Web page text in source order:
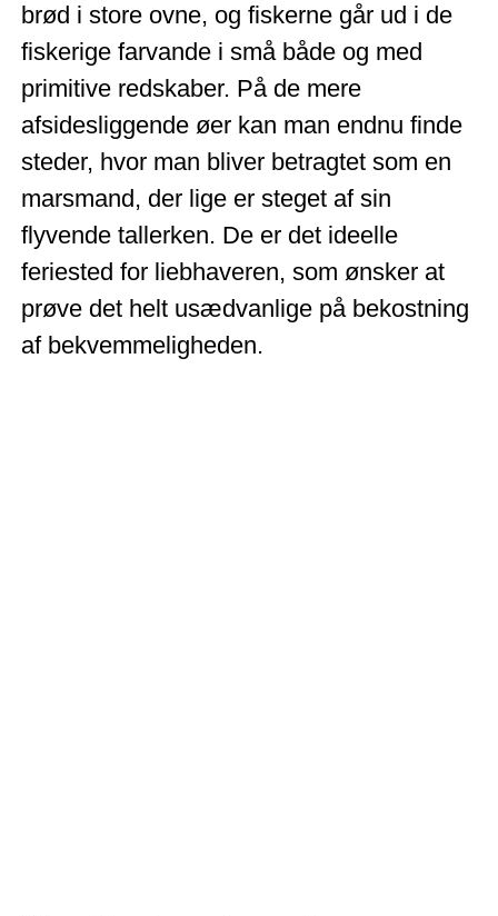
brød i store ovne, og fiskerne går ud i de
fiskerige farvande i små både og med
primitive redskaber. På de mere
afsidesliggende øer kan man endnu finde
steder, hvor man bliver betragtet som en
marsmand, der lige er steget af sin
flyvende tallerken. De er det ideelle
feriested for liebhaveren, som ønsker at
prøve det helt usædvanlige på bekostning
af bekvemmeligheden.